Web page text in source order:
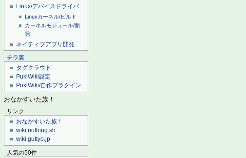
Linux/デバイスドライバ
Linuxカーネル/ビルド
カーネルモジュール/開
発
ネイティブアプリ開発
チラ裏
タグクラウド
PukiWiki設定
PukiWiki/自作プラグイン
おなかすいた族！
リンク
おなかすいた族！
wiki.nothing.sh
wiki.guttyo.jp
人気の50件